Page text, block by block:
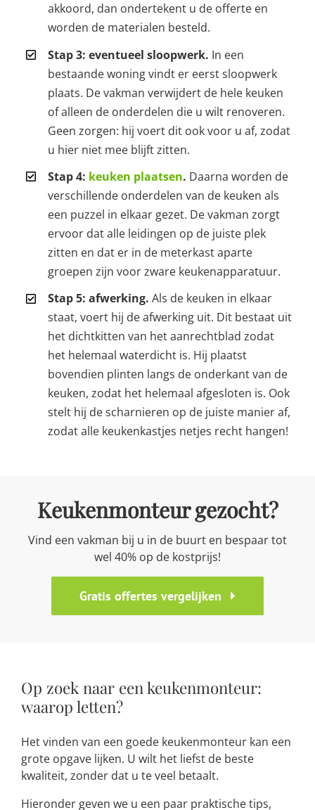
akkoord, dan ondertekent u de offerte en
worden de materialen besteld.
Stap 3: eventueel sloopwerk. In een
bestaande woning vindt er eerst sloopwerk
plaats. De vakman verwijdert de hele keuken
of alleen de onderdelen die u wilt renoveren.
Geen zorgen: hij voert dit ook voor u af, zodat
u hier niet mee blijft zitten.
Stap 4: keuken plaatsen. Daarna worden de
verschillende onderdelen van de keuken als
een puzzel in elkaar gezet. De vakman zorgt
ervoor dat alle leidingen op de juiste plek
zitten en dat er in de meterkast aparte
groepen zijn voor zware keukenapparatuur.
Stap 5: afwerking. Als de keuken in elkaar
staat, voert hij de afwerking uit. Dit bestaat uit
het dichtkitten van het aanrechtblad zodat
het helemaal waterdicht is. Hij plaatst
bovendien plinten langs de onderkant van de
keuken, zodat het helemaal afgesloten is. Ook
stelt hij de scharnieren op de juiste manier af,
zodat alle keukenkastjes netjes recht hangen!
Keukenmonteur gezocht?
Vind een vakman bij u in de buurt en bespaar tot
wel 40% op de kostprijs!
Gratis offertes vergelijken
Op zoek naar een keukenmonteur:
waarop letten?
Het vinden van een goede keukenmonteur kan een
grote opgave lijken. U wilt het liefst de beste
kwaliteit, zonder dat u te veel betaalt.
Hieronder geven we u een paar praktische tips,